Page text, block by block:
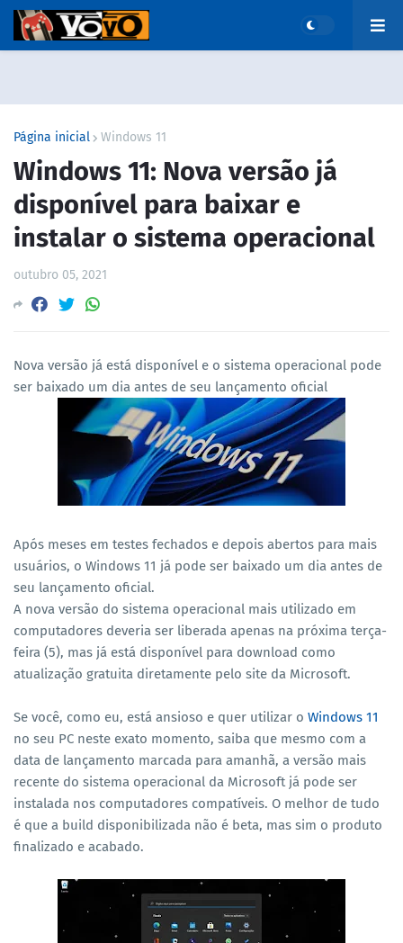
Página inicial Windows 11
Windows 11: Nova versão já
disponível para baixar e
instalar o sistema operacional
outubro 05, 2021
Nova versão já está disponível e o sistema operacional pode
ser baixado um dia antes de seu lançamento oficial
Após meses em testes fechados e depois abertos para mais
usuários, o Windows 11 já pode ser baixado um dia antes de
seu lançamento oficial.
A nova versão do sistema operacional mais utilizado em
computadores deveria ser liberada apenas na próxima terça-
feira (5), mas já está disponível para download como
atualização gratuita diretamente pelo site da Microsoft.
Se você, como eu, está ansioso e quer utilizar o Windows 11
no seu PC neste exato momento, saiba que mesmo com a
data de lançamento marcada para amanhã, a versão mais
recente do sistema operacional da Microsoft já pode ser
instalada nos computadores compatíveis. O melhor de tudo
é que a build disponibilizada não é beta, mas sim o produto
finalizado e acabado.